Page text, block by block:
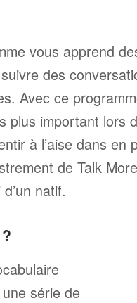
vous apprend
des
Avec ce
plus important lors
à l’aise dans en
de Talk
natif.
série de